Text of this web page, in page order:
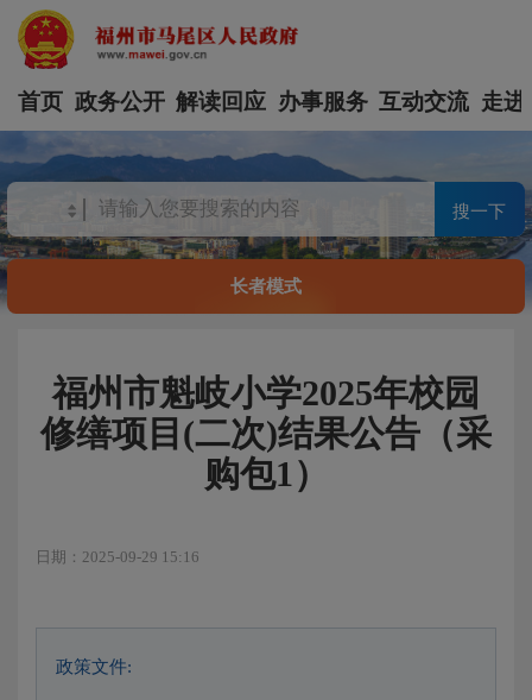
首页 政务公开 解读回应 办事服务 互动交流 走进
搜一下
长者模式
福州市魁岐小学2025年校园
修缮项目(二次)结果公告（采
购包1）
日期：2025-09-29 15:16
政策文件: